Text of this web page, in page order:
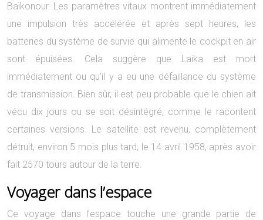
Baïkonour. Les paramètres vitaux montrent immédiatement
une impulsion très accélérée et après sept heures, les
batteries du système de survie qui alimente le cockpit en air
sont épuisées. Cela suggère que Laika est mort
immédiatement ou qu’il y a eu une défaillance du système
de transmission. Bien sûr, il est peu probable que le chien ait
vécu dix jours ou se soit désintégré, comme le racontent
certaines versions. Le satellite est revenu, complètement
détruit, environ 5 mois plus tard, le 14 avril 1958, après avoir
fait 2570 tours autour de la terre.
Voyager dans l’espace
Ce voyage dans l’espace touche une grande partie de